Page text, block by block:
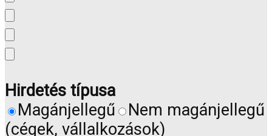
Hirdetés típusa
Magánjellegű
Nem magánjellegű
(cégek, vállalkozások)